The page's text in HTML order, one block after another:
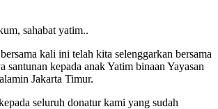
sahabat yatim..
kali ini telah kita selenggarkan bersama
santunan kepada anak Yatim binaan Yayasan
Jakarta Timur.
seluruh donatur kami yang sudah